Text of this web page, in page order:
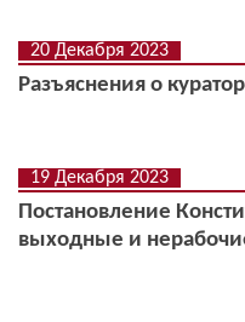
20 Декабря 2023
Разъяснения о
19 Декабря 2023
Постановление
выходные и